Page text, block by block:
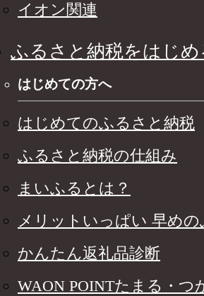
イオン関連
ふるさと納税をはじめ
はじめての方へ
はじめてのふるさと納税
ふるさと納税の仕組み
まいふるとは？
メリットいっぱい 早め
かんたん返礼品診断
WAON POINTたまる・つ